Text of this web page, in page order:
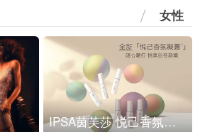
女性
IPSA茵芙莎 悦己香氛凝露上市